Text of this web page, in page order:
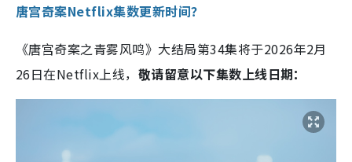
唐宫奇案Netflix集数更新时间？
《唐宫奇案之青雾风鸣》大结局第34集将于2026年2月
26日在Netflix上线， 敬请留意以下集数上线日期：